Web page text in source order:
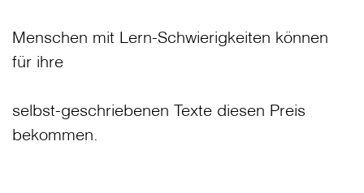
Menschen mit Lern-Schwierigkeiten können
für ihre
selbst-geschriebenen Texte diesen Preis
bekommen.